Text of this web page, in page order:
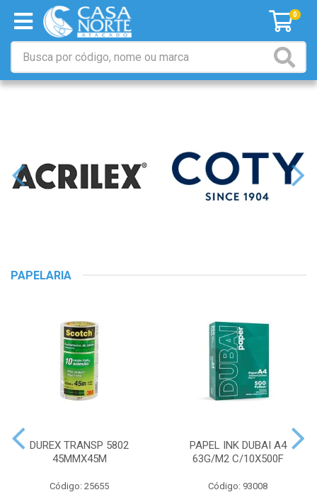
0
PAPELARIA
DUREX TRANSP 5802
45MMX45M
Código: 25655
PAPEL INK DUBAI A4
63G/M2 C/10X500F
Código: 93008